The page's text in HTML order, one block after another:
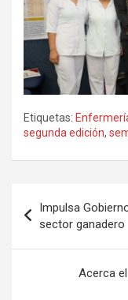
Etiquetas:
segunda edición,
de
entradas
Impulsa
sector ganadero
Acerca